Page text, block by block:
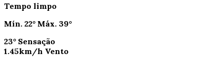
Tempo limpo
Mín. 22° Máx. 39°
23° Sensação
1.45km/h Vento